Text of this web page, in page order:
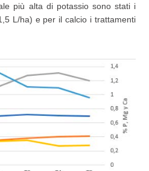
più alta di potassio sono stati i
L/ha) e per il calcio i trattamenti